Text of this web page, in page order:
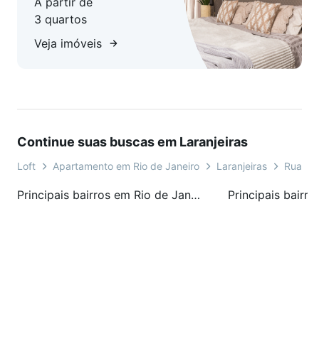
3 quartos
Veja imóveis
Continue suas buscas em Laranjeiras
Loft Apartamento em Rio de Janeiro Laranjeiras Rua
Principais bairros em Rio de Janeiro, RJ